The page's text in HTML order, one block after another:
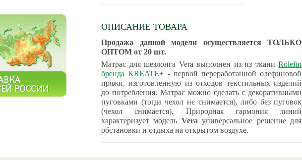
ОПИСАНИЕ ТОВАРА
Продажа данной модели осуществляется ТОЛЬКО
ОПТОМ от 20 шт.
Матрас для шезлонга Vera выполнен из из тканиRolefin
бренда KREATE+ - первой переработанной олефиновой
пряжи, изготовленную из отходов текстильных изделий
до потребления. Матрас можно сделать с декоративными
пуговками (тогда чехол не снимается), либо без пуговок
(чехол снимается). Природная гармония линий
характеризует модель Vera универсальное решение для
обстановки и отдыха на открытом воздухе.